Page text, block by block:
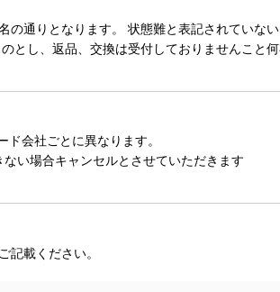
通りとなります。 状態難と表記されていな
とし、返品、交換は受付しておりませんこと
会社ごとに異なります。
い場合キャンセルとさせていただきます
記載ください。